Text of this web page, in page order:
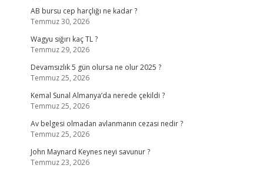
AB bursu cep harçlığı ne kadar ?
Temmuz 30, 2026
Wagyu sığırı kaç TL ?
Temmuz 29, 2026
Devamsızlık 5 gün olursa ne olur 2025 ?
Temmuz 25, 2026
Kemal Sunal Almanya’da nerede çekildi ?
Temmuz 25, 2026
Av belgesi olmadan avlanmanın cezası nedir ?
Temmuz 25, 2026
John Maynard Keynes neyi savunur ?
Temmuz 23, 2026